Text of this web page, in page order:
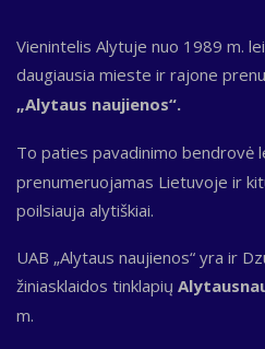
Vienintelis Alytuje nuo 1989 m.
daugiausia mieste ir rajone
„Alytaus naujienos“.
To paties pavadinimo bendrovė
prenumeruojamas Lietuvoje ir
poilsiauja alytiškiai.
UAB „Alytaus naujienos“ yra ir
žiniasklaidos tinklapių
m.